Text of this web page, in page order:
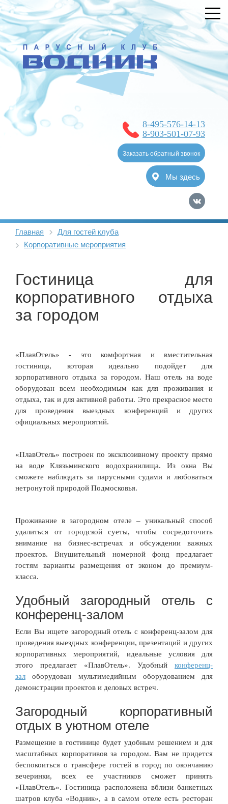
8-495-576-14-13
8-903-501-07-93
Заказать обратный звонок
Мы здесь
Главная
Для гостей клуба
Корпоративные мероприятия
Гостиница для
корпоративного отдыха
за городом
«ПлавОтель» - это комфортная и вместительная
гостиница, которая идеально подойдет для
корпоративного отдыха за городом. Наш отель на воде
оборудован всем необходимым как для проживания и
отдыха, так и для активной работы. Это прекрасное место
для проведения выездных конференций и других
официальных мероприятий.
«ПлавОтель» построен по эксклюзивному проекту прямо
на воде Клязьминского водохранилища. Из окна Вы
сможете наблюдать за парусными судами и любоваться
нетронутой природой Подмосковья.
Проживание в загородном отеле – уникальный способ
удалиться от городской суеты, чтобы сосредоточить
внимание на бизнес-встречах и обсуждении важных
проектов. Внушительный номерной фонд предлагает
гостям варианты размещения от эконом до премиум-
класса.
Удобный загородный отель с
конференц-залом
Если Вы ищете загородный отель с конференц-залом для
проведения выездных конференции, презентаций и других
корпоративных мероприятий, идеальные условия для
этого предлагает «ПлавОтель». Удобный конференц-
зал оборудован мультимедийным оборудованием для
демонстрации проектов и деловых встреч.
Загородный корпоративный
отдых в уютном отеле
Размещение в гостинице будет удобным решением и для
масштабных корпоративов за городом. Вам не придется
беспокоиться о трансфере гостей в город по окончанию
вечеринки, всех ее участников сможет принять
«ПлавОтель». Гостиница расположена вблизи банкетных
шатров клуба «Водник», а в самом отеле есть ресторан
УСЛУГИ
БРОНИРОВАНИЕ
О КЛУБЕ
НОВОСТИ
ЯХТ-КЛУБ
ОТЗЫВЫ